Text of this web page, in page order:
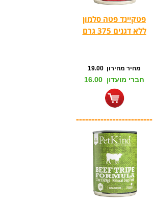
פטקיינד פטה סלמון
ללא דגנים 375 גרם
מחיר מחירון 19.00
חברי מועדון 16.00
-------------------------